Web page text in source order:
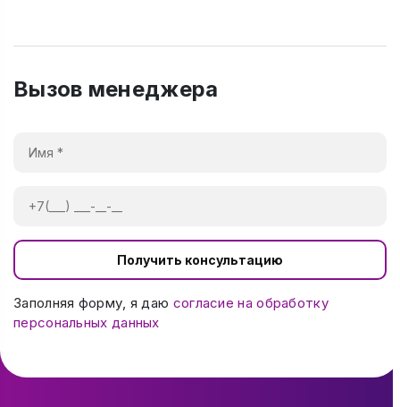
Вызов менеджера
Получить консультацию
Заполняя форму, я даю согласие на обработку
персональных данных